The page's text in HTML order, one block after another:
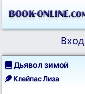
Вход
Дьявол зимой
Клейпас Лиза